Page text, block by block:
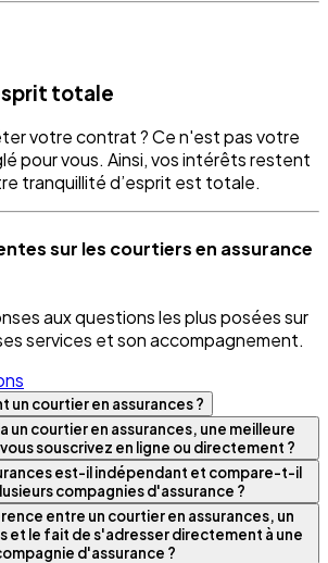
totale
votre contrat ? Ce n'est pas votre
pour vous. Ainsi, vos intérêts restent
tranquillité d’esprit est totale.
sur les courtiers en assurance
aux questions les plus posées sur
services et son accompagnement.
un courtier en assurances ?
un courtier en assurances, une meilleure
souscrivez en ligne ou directement ?
est-il indépendant et compare-t-il
compagnies d'assurance ?
entre un courtier en assurances, un
et le fait de s'adresser directement à une
d'assurance ?